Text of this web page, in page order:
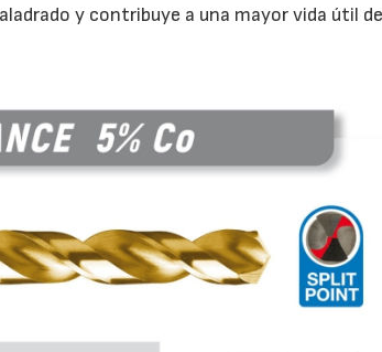
y contribuye a una mayor vida útil